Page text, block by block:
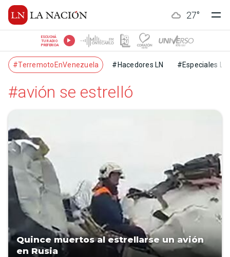
27°
ESCUCHÁ
TU RADIO
PREFERIDA
#TerremotoEnVenezuela #Hacedores LN #Especiales LN
#avión se estrelló
Quince muertos al estrellarse un avión
en Rusia